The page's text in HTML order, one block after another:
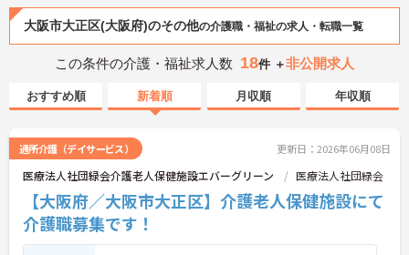
大阪市大正区(大阪府)のその他の介護職・福祉の求人・転職一覧
この条件の介護・福祉求人数 18件 ＋非公開求人
おすすめ順 新着順 月収順 年収順
通所介護（デイサービス） 更新日：2026年06月08日
医療法人社団緑会介護老人保健施設エバーグリーン 医療法人社団緑会
【大阪府／大阪市大正区】介護老人保健施設にて
介護職募集です！